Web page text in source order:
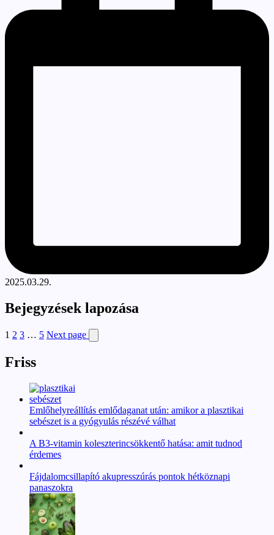
2025.03.29.
Bejegyzések lapozása
1 2 3 … 5 Next page
Friss
Emlőhelyreállítás emlődaganat után: amikor a plasztikai
sebészet is a gyógyulás részévé válhat
A B3-vitamin koleszterincsökkentő hatása: amit tudnod
érdemes
Fájdalomcsillapító akupresszúrás pontok hétköznapi
panaszokra